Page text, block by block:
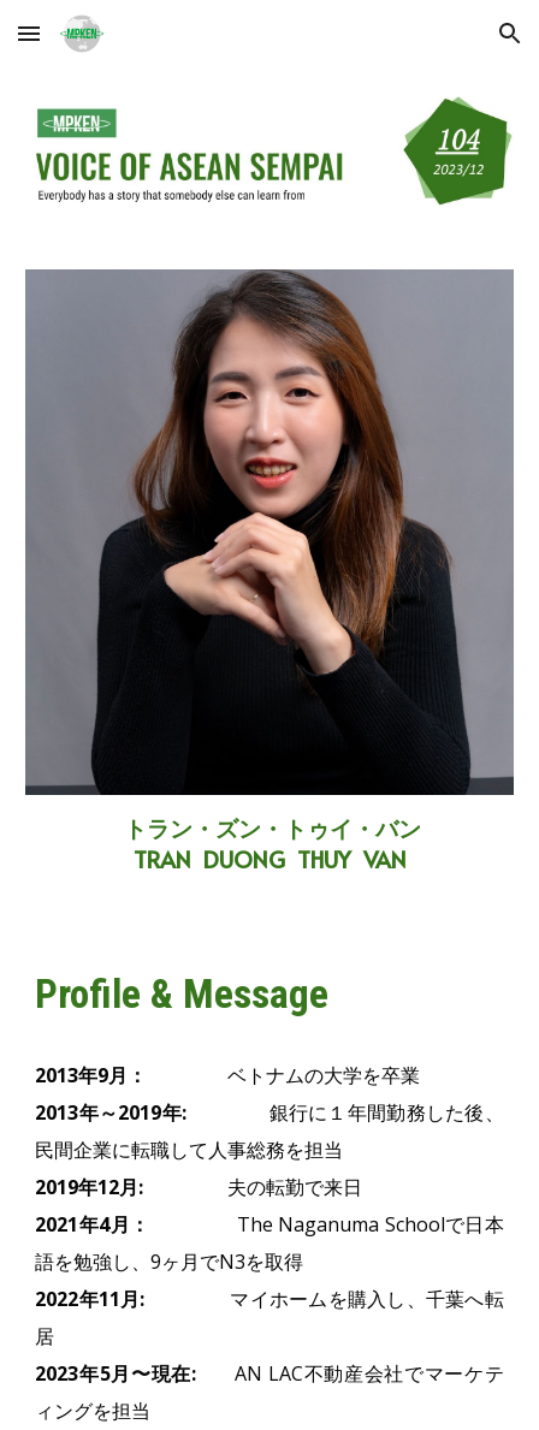
Skip to main content Skip to navigation
トラン・ズン ・ トゥイ・バン
TRAN DUONG THUY VAN
Profile & Message
2013年9月：
ベトナムの大学を卒業
2013年～2019年:
銀行に１年間勤務した後、
民間企業に転職して人事総務を担当
2019年12月:
夫の転勤で来日
2021年4月：
The Naganuma Schoolで日本
語を勉強し、9ヶ月でN3を取得
2022年11月:
マイホームを購入し、千葉へ転
居
2023年5月〜現在:
AN LAC不動産会社でマーケテ
ィングを担当